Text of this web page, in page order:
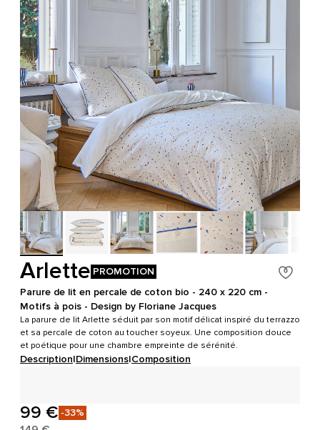
Arlette PROMOTION
Parure de lit en percale de coton bio - 240 x 220 cm -
Motifs à pois - Design by Floriane Jacques
La parure de lit Arlette séduit par son motif délicat inspiré du terrazzo
et sa percale de coton au toucher soyeux. Une composition douce
et poétique pour une chambre empreinte de sérénité.
Description|Dimensions|Composition
99 € -33%